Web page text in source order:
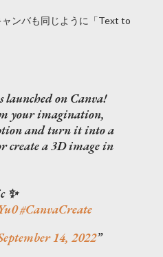
ンバも同じように「Text to
launched on Canva!
your imagination,
and turn it into a
create a 3D image in
✨
#CanvaCreate
14, 2022